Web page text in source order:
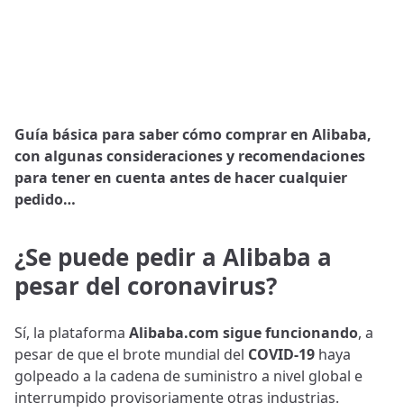
Guía básica para saber cómo comprar en Alibaba,
con algunas consideraciones y recomendaciones
para tener en cuenta antes de hacer cualquier
pedido…
¿Se puede pedir a Alibaba a
pesar del coronavirus?
Sí, la plataforma Alibaba.com sigue funcionando, a
pesar de que el brote mundial del COVID-19 haya
golpeado a la cadena de suministro a nivel global e
interrumpido provisoriamente otras industrias.